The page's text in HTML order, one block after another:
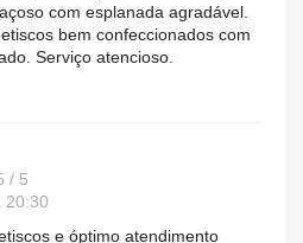
com esplanada agradável.
bem confeccionados com
Serviço atencioso.
/ 5
20:30
e óptimo atendimento